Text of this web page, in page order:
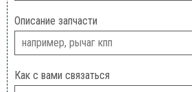
Описание запчасти
Как с вами связаться